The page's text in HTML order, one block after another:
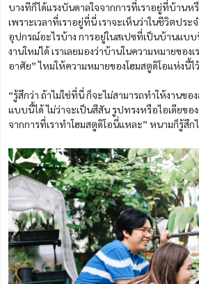
บางทีก็ได้แรงบันดาลใจจากการที่เราอยู่ที่บ้านห
เพราะเวลาที่เราอยู่ที่นี่ เราจะเห็นว่าในชีวิตประ
อุปกรณ์อะไรบ้าง การอยู่ในสเปซที่เป็นบ้านแบ
งานใหม่ได้ เราเลยมองว่าบ้านในความหมายของ
อาศัย” ไหมให้ความหมายของโฮมสตูดิโอแห่งนี้ไ
“รู้สึกว่า ถ้าไม่ใช่ที่นี่ ก็จะไม่สามารถทำให้งานข
แบบนี้ได้ ไม่ว่าจะเป็นสีสัน รูปทรงหรือไอเดียขอ
จากการที่เราทำโฮมสตูดิโอนี่แหละ” หนามก็รู้สึก